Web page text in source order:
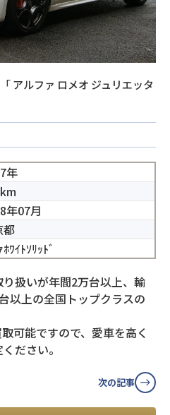
「アルファ ロメオ ジュリエッタ
年
年07月
都
ﾜｲﾄｿﾘｯﾄﾞ
扱いが年間2万台以上、輸
以上の全国トップクラスの
可能ですので、愛車を高く
ださい。
次の記事